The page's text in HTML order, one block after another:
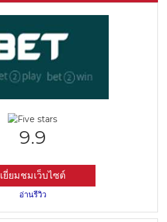
9.9
เยี่ยมชมเว็บไซต์
อ่านรีวิว